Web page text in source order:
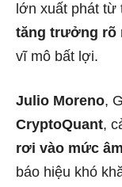
lớn xuất phát từ
tăng trưởng rõ
vĩ mô bất lợi.
Julio Moreno,
CryptoQuant,
rơi vào mức âm
báo hiệu khó